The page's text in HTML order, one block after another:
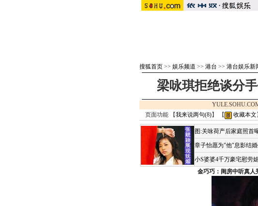
搜狐首页 >> 娱乐频道 >> 港台 >> 港台娱乐新
梁咏琪拒绝谈分
页面功能 【我来说两句(8)】 【 收藏本文
图:关咏荷产后家庭照首
章子怡愿为"他"息影结
小S婆婆4千万豪宅慰劳
金巧巧：闺房中听真人